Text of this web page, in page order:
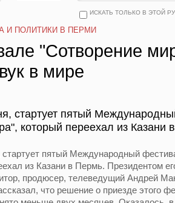
ИСКАТЬ ТОЛЬКО В ЭТОЙ
И ПОЛИТИКИ В ПЕРМИ
"Сотворение
в мире
стартует пятый
который переехал из Казани
пятый Международный
из Казани в Пермь. Президентом
продюсер, телеведущий Андрей
что решение о приезде этого